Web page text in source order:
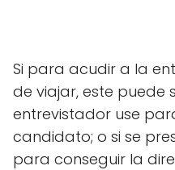
Si para acudir a la
de viajar, este puede
entrevistador use
candidato; o si se
para conseguir la